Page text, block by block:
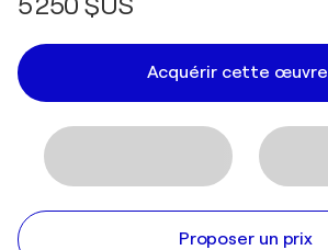
Acquérir cette œuvre
Proposer un prix